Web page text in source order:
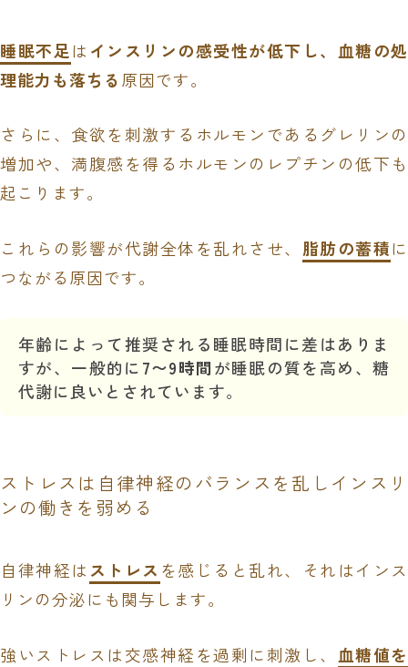
睡眠不足は インスリンの感受性が低下し、血糖の処
理能力も落ちる原因です。
さらに、食欲を刺激するホルモンであるグレリンの
増加や、満腹感を得るホルモンのレプチンの低下も
起こります。
これらの影響が代謝全体を乱れさせ、 脂肪の蓄積に
つながる原因です。
年齢によって推奨される睡眠時間に差はありま
すが、一般的に7〜9時間が睡眠の質を高め、糖
代謝に良いとされています。
ストレスは自律神経のバランスを乱しインスリ
ンの働きを弱める
自律神経は ストレス を感じると乱れ、それはインス
リンの分泌にも関与します。
強いストレスは交感神経を過剰に刺激し、 血糖値を